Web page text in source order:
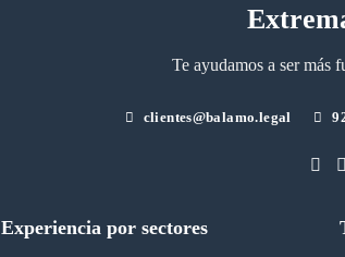
Te ayudamos a ser más
clientes@balamo.legal
Experiencia por sectores